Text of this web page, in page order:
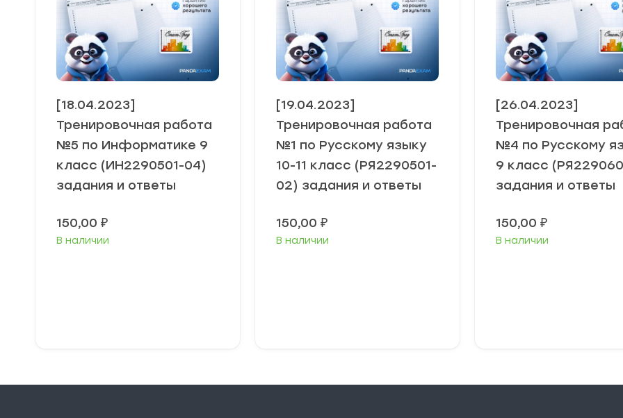
[18.04.2023]
Тренировочная работа
№5 по Информатике 9
класс (ИН2290501-04)
задания и ответы
150,00 ₽
В наличии
[19.04.2023]
Тренировочная работа
№1 по Русскому языку
10-11 класс (РЯ2290501-
02) задания и ответы
150,00 ₽
В наличии
[26.04.2023]
Тренировочная
№4 по Русскому
9 класс
задания и ответы
150,00 ₽
В наличии